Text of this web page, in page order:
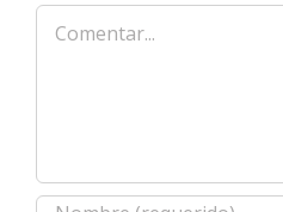
Comentar